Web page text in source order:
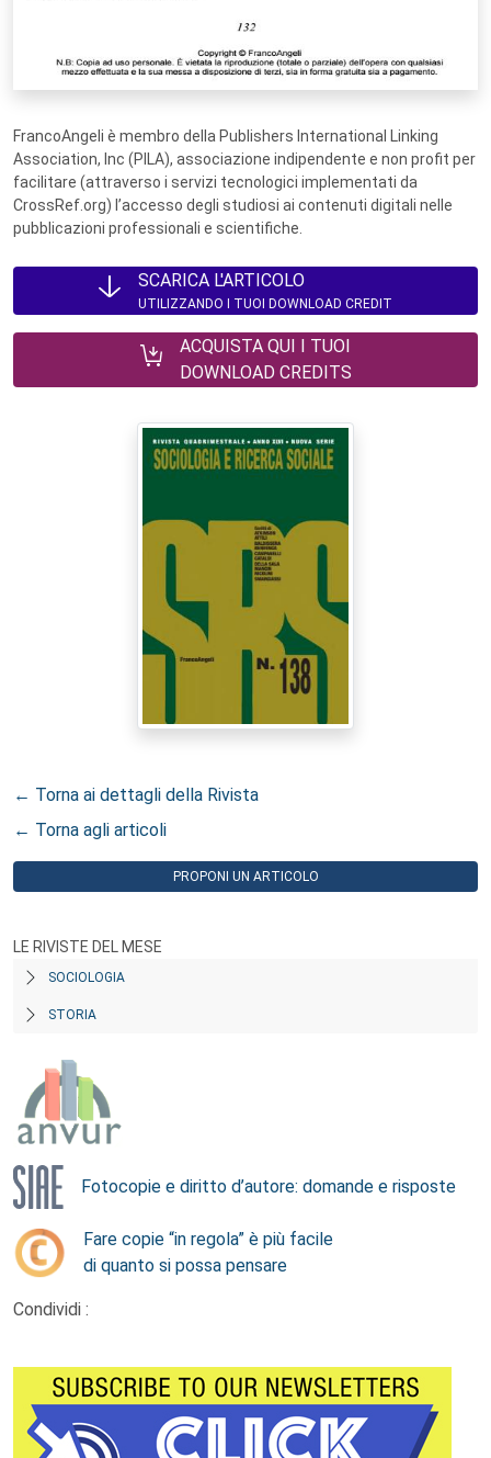
FrancoAngeli è membro della Publishers International Linking
Association, Inc (PILA), associazione indipendente e non profit per
facilitare (attraverso i servizi tecnologici implementati da
CrossRef.org) l’accesso degli studiosi ai contenuti digitali nelle
pubblicazioni professionali e scientifiche.
SCARICA L'ARTICOLO
UTILIZZANDO I TUOI DOWNLOAD CREDIT
ACQUISTA QUI I TUOI
DOWNLOAD CREDITS
← Torna ai dettagli della Rivista
← Torna agli articoli
PROPONI UN ARTICOLO
LE RIVISTE DEL MESE
SOCIOLOGIA
STORIA
Fotocopie e diritto d’autore: domande e risposte
Fare copie “in regola” è più facile
di quanto si possa pensare
Condividi :